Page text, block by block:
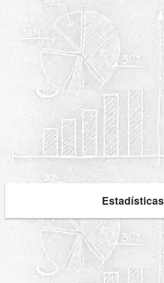
Estadísticas